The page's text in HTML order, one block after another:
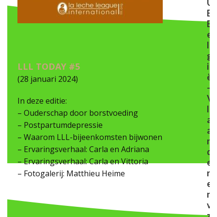
LLL TODAY #5
(28 januari 2024)
In deze editie:
– Ouderschap door borstvoeding
– Postpartumdepressie
– Waarom LLL-bijeenkomsten bijwonen
– Ervaringsverhaal: Carla en Adriana
– Ervaringsverhaal: Carla en Vittoria
– Fotogalerij: Matthieu Heime
U
E
B
e
l
g
i
ë
-
V
l
a
a
n
d
e
r
e
n
v